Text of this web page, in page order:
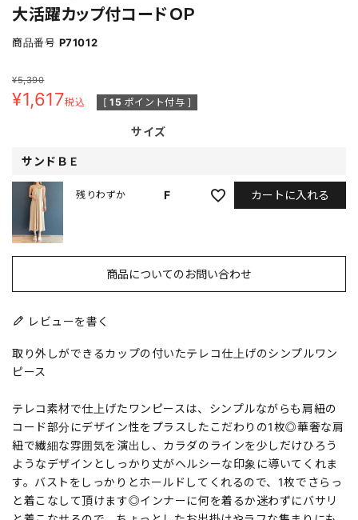
大活躍カップ付コードＯＰ
商品番号 P71012
¥5,390
¥1,617税込 [ 15 ポイント付与 ]
サイズ
サンドＢＥ
F
残りわずか カートに入れる
商品についてのお問い合わせ
レビューを書く
取り外しができるカップの付いたテレコ仕上げのシンプルワン
ピース
テレコ素材で仕上げたワンピースは、シンプルながらも肩紐の
コード部分にデザイン性をプラスしたこだわりの1枚◎華奢な肩
紐で繊細な雰囲気を演出し、カラダのラインを少しだけひろう
ようなデザインとしっかり丈がヘルシーな印象に導いてくれま
す。バストをしっかりとホールドしてくれるので、1枚でさらっ
と着こなして頂けます◎インナーに何を着るか迷わずにバサリ